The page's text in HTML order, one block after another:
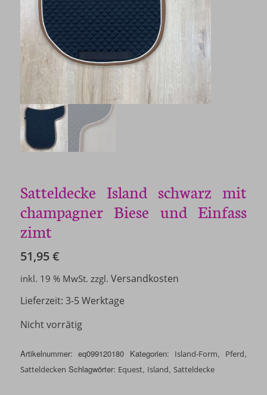
Satteldecke Island schwarz mit
champagner Biese und Einfass
zimt
51,95€
inkl. 19 % MwSt. zzgl. Versandkosten
Lieferzeit: 3-5 Werktage
Nicht vorrätig
Artikelnummer:eq099120180 Kategorien: Island-Form, Pferd,
Satteldecken Schlagwörter: Equest, Island, Satteldecke